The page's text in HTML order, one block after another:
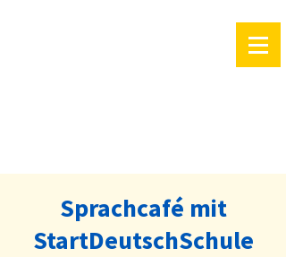
Sprachcafé mit
StartDeutschSchule